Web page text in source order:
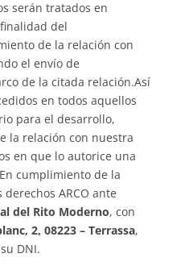
serán tratados en
del
de la relación con
el envío de
de la citada relación.Así
en todos aquellos
para el desarrollo,
la relación con nuestra
en que lo autorice una
cumplimiento de la
ARCO ante
del Rito Moderno, con
2, 08223 – Terrassa,
DNI.